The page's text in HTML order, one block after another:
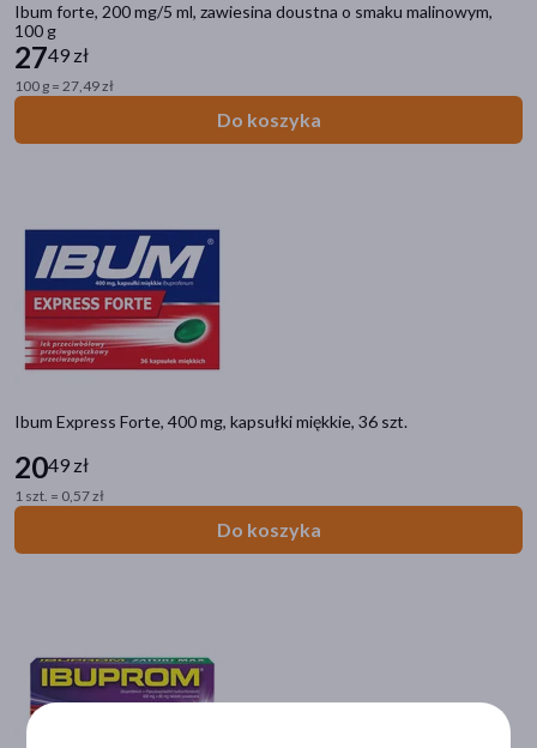
Ibum forte, 200 mg/5 ml, zawiesina doustna o smaku malinowym,
100 g
2749 zł
100 g = 27,49 zł
Do koszyka
Ibum Express Forte, 400 mg, kapsułki miękkie, 36 szt.
2049 zł
1 szt. = 0,57 zł
Do koszyka
Kategorie produktów
Do poprzedniej kategorii
Ból mięśni i stawów
Plastry przeciwbólowe i termofory
Leki z ibuprofenem
Ból zatok
Kompresy żelowe
Ból menstruacyjny
Ból zęba
Bestseller(1)